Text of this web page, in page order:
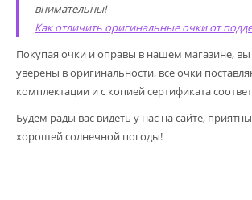
внимательны!
Как отличить оригинальные очки от
Покупая очки и оправы в нашем магазине,
уверены в оригинальности, все очки
комплектации и с копией сертификата
Будем рады вас видеть у нас на сайте,
хорошей солнечной погоды!